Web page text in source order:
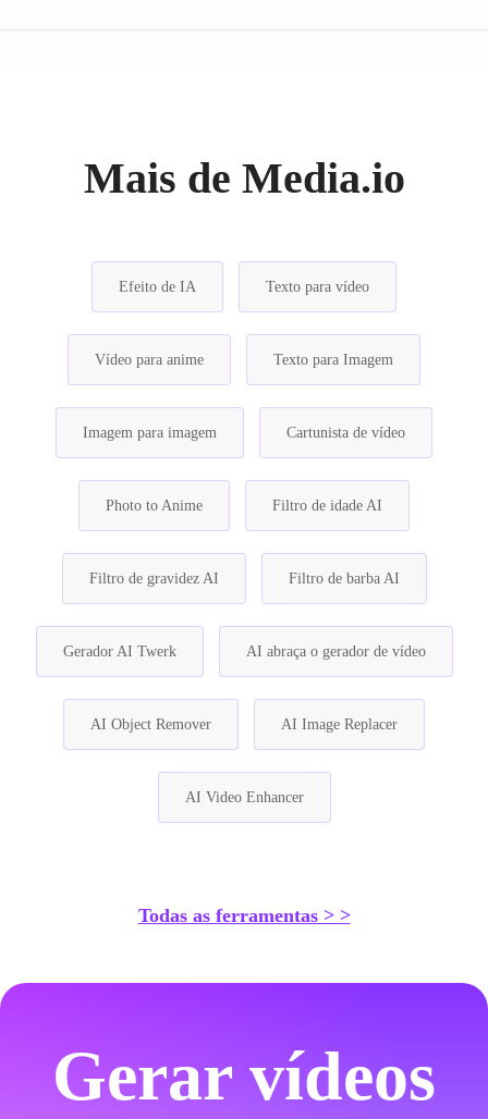
Mais de Media.io
Efeito de IA Texto para vídeo
Vídeo para anime Texto para Imagem
Imagem para imagem Cartunista de vídeo
Photo to Anime Filtro de idade AI
Filtro de gravidez AI Filtro de barba AI
Gerador AI Twerk AI abraça o gerador de vídeo
AI Object Remover AI Image Replacer
AI Video Enhancer
Todas as ferramentas > >
Gerar vídeos